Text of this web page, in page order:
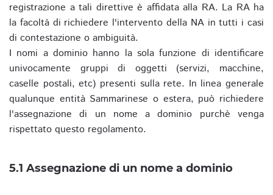
registrazione a tali direttive è affidata alla RA. La RA ha
la facoltà di richiedere l'intervento della NA in tutti i casi
di contestazione o ambiguità.
I nomi a dominio hanno la sola funzione di identificare
univocamente gruppi di oggetti (servizi, macchine,
caselle postali, etc) presenti sulla rete. In linea generale
qualunque entità Sammarinese o estera, può richiedere
l'assegnazione di un nome a dominio purchè venga
rispettato questo regolamento.
5.1 Assegnazione di un nome a dominio